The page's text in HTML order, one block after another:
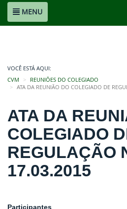
MENU
VOCÊ ESTÁ AQUI:
CVM
REUNIÕES DO COLEGIADO
ATA DA REUNIÃO DO COLEGIADO DE
ATA DA
COLEGIADO
REGULAÇÃO
17.03.2015
Participantes